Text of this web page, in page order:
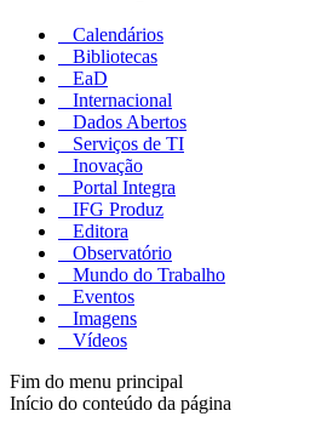
Calendários
Bibliotecas
EaD
Internacional
Dados Abertos
Serviços de TI
Inovação
Portal Integra
IFG Produz
Editora
Observatório
Mundo do Trabalho
Eventos
Imagens
Vídeos
Fim do menu principal
Início do conteúdo da página